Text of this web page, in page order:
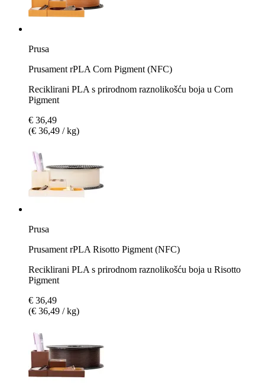
Prusa
Prusament rPLA Corn Pigment (NFC)
Reciklirani PLA s prirodnom raznolikošću boja u Corn
Pigment
€ 36,49
(€ 36,49 / kg)
Prusa
Prusament rPLA Risotto Pigment (NFC)
Reciklirani PLA s prirodnom raznolikošću boja u Risotto
Pigment
€ 36,49
(€ 36,49 / kg)